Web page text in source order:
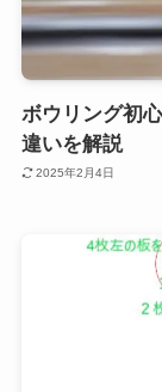
ボウリング初
違いを解説
2025年2月4日